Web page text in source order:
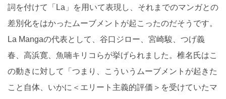
詞を付けて「La」を用いて表現し、それまでのマンガとの
差別化をはかったムーブメントが起こったのだそうです。
La Mangaの代表として、谷口ジロー、宮崎駿、つげ義
春、高浜寛、魚喃キリコらが挙げられました。椎名氏はこ
の動きに対して「つまり、こういうムーブメントが起きた
こと自体、いかに＜エリート主義的評価＞を受けていたマ